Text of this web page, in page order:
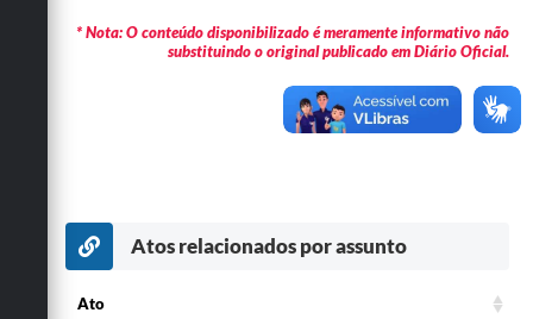
Sala M. do Empreendedor
* Nota: O conteúdo disponibilizado é meramente informativo não
substituindo o original publicado em Diário Oficial.
Atos relacionados por assunto
Ato